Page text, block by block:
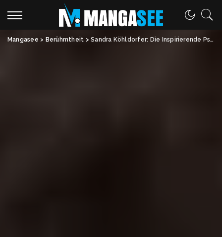
Mangasee > Berühmtheit >Sandra Köhldorfer: Die Inspirierende Psychologin und TV-Expertin